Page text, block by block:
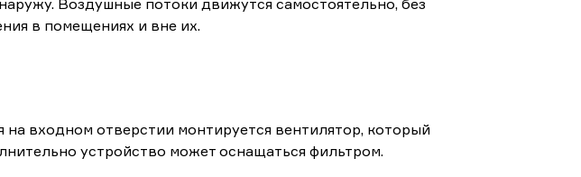
Воздушные потоки движутся самостоятельно, без
в помещениях и вне их.
входном отверстии монтируется вентилятор, который
устройство может оснащаться фильтром.